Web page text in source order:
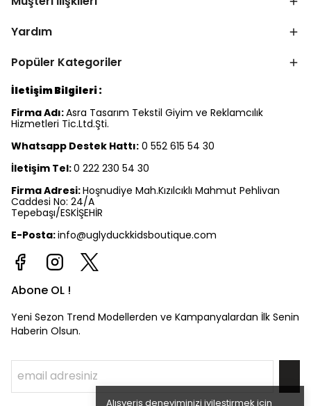
Alışveriş deneyiminizi iyileştirmek için
Yardım
Popüler Kategoriler
İletişim Bilgileri :
Firma Adı:Asra Tasarım Tekstil Giyim ve Reklamcılık
Hizmetleri Tic.Ltd.Şti.
Whatsapp Destek Hattı: 0 552 615 54 30
İletişim Tel:0 222 230 54 30
Firma Adresi:Hoşnudiye Mah.Kızılcıklı Mahmut Pehlivan
Caddesi No: 24/A
Tepebaşı/ESKİŞEHİR
E-Posta:info@uglyduckkidsboutique.com
Abone OL !
Yeni Sezon Trend Modellerden ve Kampanyalardan İlk Senin
Haberin Olsun.